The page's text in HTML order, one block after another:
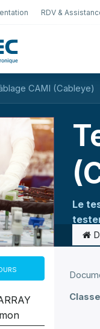
RDV &
CAMI (Cableye)
Le